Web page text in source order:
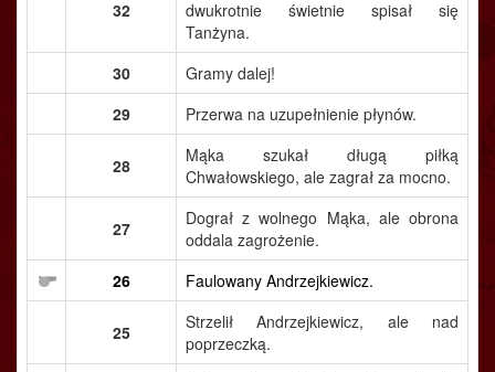
32
dwukrotnie świetnie spisał się
Tanżyna.
30
Gramy dalej!
29
Przerwa na uzupełnienie płynów.
28
Mąka szukał długą piłką
Chwałowskiego, ale zagrał za mocno.
27
Dograł z wolnego Mąka, ale obrona
oddala zagrożenie.
26
Faulowany Andrzejkiewicz.
25
Strzelił Andrzejkiewicz, ale nad
poprzeczką.